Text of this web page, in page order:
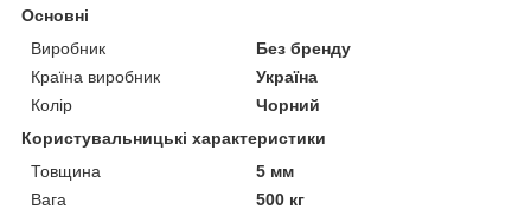
Основні
Виробник
Без бренду
Країна виробник
Україна
Колір
Чорний
Користувальницькі характеристики
Товщина
5 мм
Вага
500 кг